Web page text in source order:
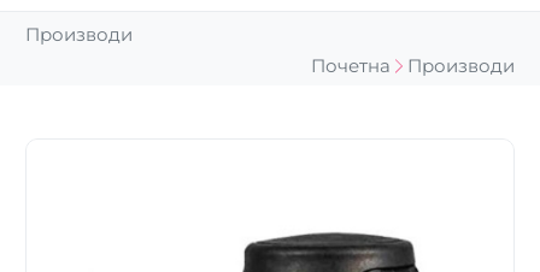
Производи
Почетна
Производи